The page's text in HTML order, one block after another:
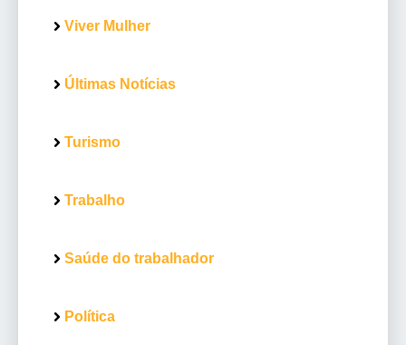
Viver Mulher
Últimas Notícias
Turismo
Trabalho
Saúde do trabalhador
Política